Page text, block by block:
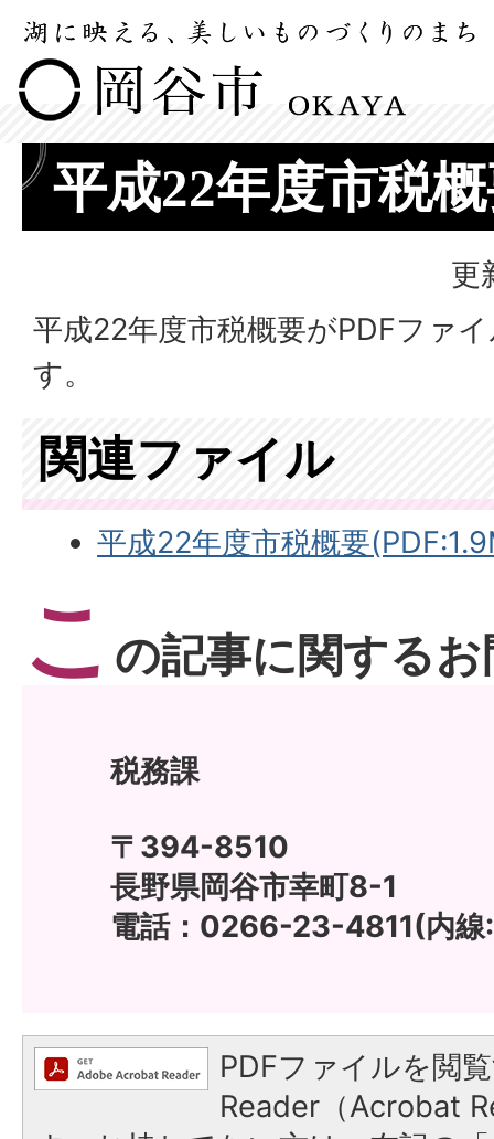
平成22年度市税
更
平成22年度市税概要がPDFファ
す。
関連ファイル
平成22年度市税概要
こ の記事に関する
税務課
〒394-8510
長野県岡谷市幸町8-1
電話：0266-23-4811(内線
PDFファイルを閲
Reader（Acrobat